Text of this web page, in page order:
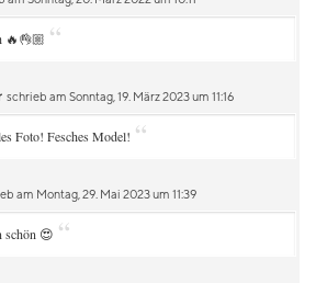
🔥👌🏼 “
schrieb am Sonntag, 19. März 2023 um 11:16
Foto! Fesches Model! “
am Montag, 29. Mai 2023 um 11:39
schön 😍 “